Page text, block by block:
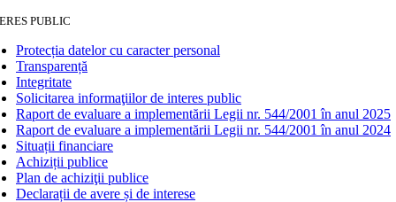
PUBLIC
Protecția datelor cu caracter personal
Transparență
Integritate
Solicitarea informaţiilor de interes public
Raport de evaluare a implementării Legii nr. 544/2001 în anul 2025
Raport de evaluare a implementării Legii nr. 544/2001 în anul 2024
Situații financiare
Achiziții publice
Plan de achiziţii publice
Declarații de avere și de interese